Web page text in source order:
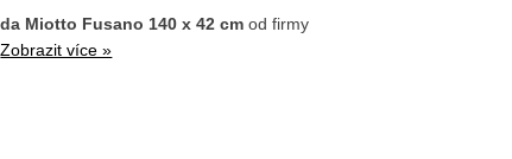
Miotto Fusano 140 x 42 cm od firmy
Zobrazit více »